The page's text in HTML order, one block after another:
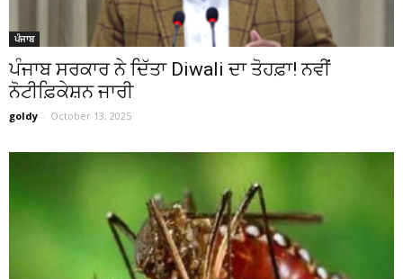
ਪੰਜਾਬ
ਪੰਜਾਬ ਸਰਕਾਰ ਨੇ ਦਿੱਤਾ Diwali ਦਾ ਤੋਹਫ਼ਾ! ਨਵੀਂ
ਨੋਟੀਫ਼ਿਕੇਸ਼ਨ ਜਾਰੀ
goldy - October 13, 2025